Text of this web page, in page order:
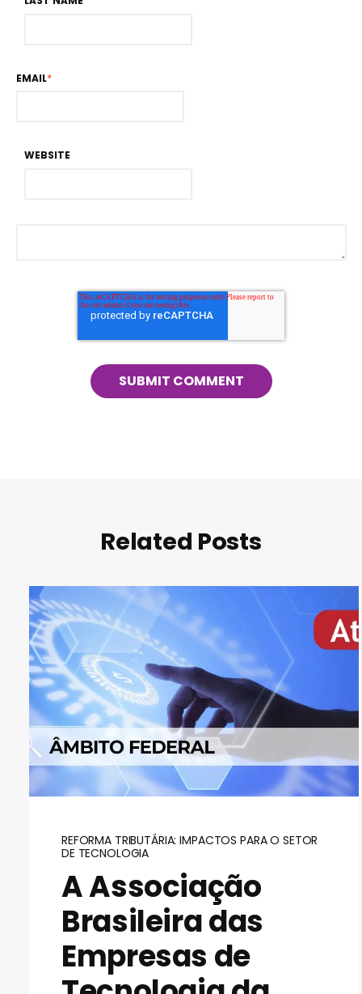
EMAIL*
WEBSITE
Related Posts
REFORMA TRIBUTÁRIA: IMPACTOS PARA O SETOR
DE TECNOLOGIA
A Associação
Brasileira das
Empresas de